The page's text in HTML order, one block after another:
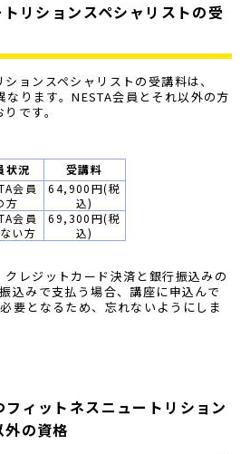
リションスペシャリストの受
ョンスペシャリストの受講料は、
なります。NESTA会員とそれ以外の方
です。
状況
受講料
会員
方
64,900円(税
込)
会員
い方
69,300円(税
込)
レジットカード決済と銀行振込みの
込みで支払う場合、講座に申込んで
要となるため、忘れないようにしま
ィットネスニュートリション
外の資格